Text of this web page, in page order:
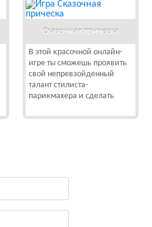
Сказочная прическа
В этой красочной онлайн-
игре ты сможешь проявить
свой непревзойденный
талант стилиста-
парикмахера и сделать